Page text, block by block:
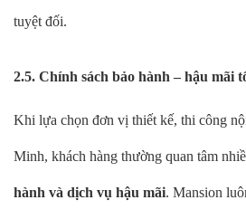
tuyệt đối.
2.5. Chính sách bảo hành – hậu mãi
Khi lựa chọn đơn vị thiết kế, thi công
Minh, khách hàng thường quan tâm
hành và dịch vụ hậu mãi. Mansion